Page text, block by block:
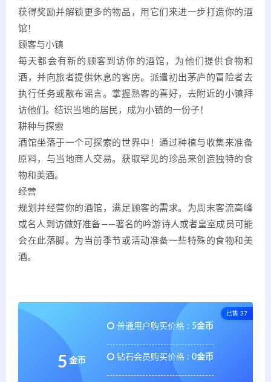
获得奖励并解锁更多的物品，用它们来进一步打造你的酒
馆！
顾客与小镇
每天都会有新的顾客到访你的酒馆，为他们提供食物和
酒，并向旅者提供休息的客房。派遣初出茅庐的冒险者去
执行任务或散布谣言。掌握熟客的喜好，去附近的小镇拜
访他们。结识当地的居民，成为小镇的一份子！
耕种与探索
酒馆坐落于一个可探索的世界中！通过种植与收集来准备
原料，与当地商人交易。获取罕见的珍品来创造独特的食
物和美酒。
经营
规划并经营你的酒馆，满足顾客的需求。为周末客流高峰
或名人到访做好准备——著名的吟游诗人或者皇室成员可能
会在此落脚。为当前季节或活动准备一些特殊的食物和美
酒。
已售 37
5 金币
普通用户购买价格 : 5金币
钻石会员购买价格 : 0金币